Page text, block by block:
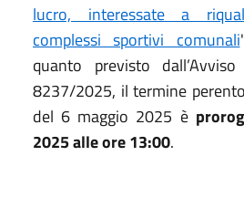
lucro, interessate a
complessi sportivi comunali
quanto previsto
8237/2025, il termine
del 6 maggio 2025 è
2025 alle ore 13:00.